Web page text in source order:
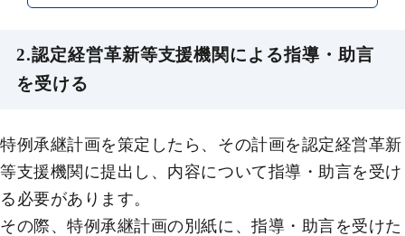
2.認定経営革新等支援機関による指導・助言
を受ける
特例承継計画を策定したら、その計画を認定経営革新
等支援機関に提出し、内容について指導・助言を受け
る必要があります。
その際、特例承継計画の別紙に、指導・助言を受けた